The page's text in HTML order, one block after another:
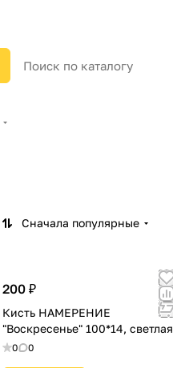
Сначала популярные
200 ₽
Кисть НАМЕРЕНИЕ
"Воскресенье" 100*14, светлая
0 0